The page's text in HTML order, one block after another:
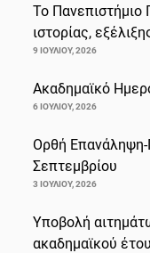
Το Πανεπιστήμιο
ιστορίας,
9 ΙΟΥΛΊΟΥ, 2026
Ακαδημαϊκό
6 ΙΟΥΛΊΟΥ, 2026
Ορθή Επανάληψη-
Σεπτεμβρίου
3 ΙΟΥΛΊΟΥ, 2026
Υποβολή
ακαδημαϊκού